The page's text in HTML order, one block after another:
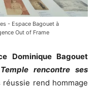
- Espace Bagouet à
Out of Frame
Dominique Bagouet
rencontre ses
rend hommage